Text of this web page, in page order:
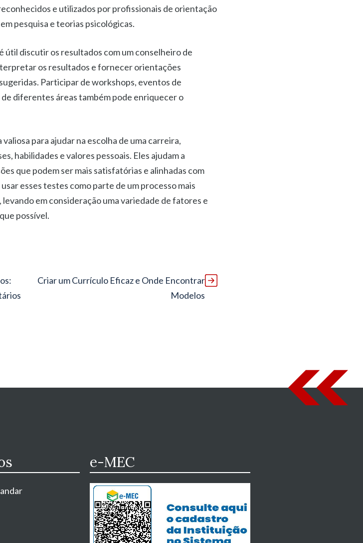
e utilizados por profissionais de orientação
pesquisa e teorias psicológicas.
útil discutir os resultados com um conselheiro de
os resultados e fornecer orientações
Participar de workshops, eventos de
diferentes áreas também pode enriquecer o
para ajudar na escolha de uma carreira,
habilidades e valores pessoais. Eles ajudam a
que podem ser mais satisfatórias e alinhadas com
esses testes como parte de um processo mais
em consideração uma variedade de fatores e
possível.
Criar um Currículo Eficaz e Onde Encontrar
Modelos
e-MEC